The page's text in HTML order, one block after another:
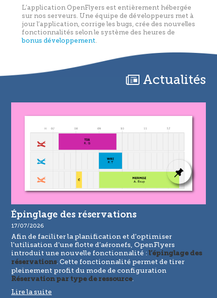
L’application OpenFlyers est entièrement hébergée
sur nos serveurs. Une équipe de développeurs met à
jour l’application, corrige les bugs, crée des nouvelles
fonctionnalités selon le système des heures de
bonus développement
Actualités
Épinglage des réservations
17/07/2026
Afin de faciliter la planification et d'optimiser
l'utilisation d’une flotte d’aéronefs, OpenFlyers
introduit une nouvelle fonctionnalité :l’épinglage des
réservations. Cette fonctionnalité permet de tirer
pleinement profit du mode de configuration
Réservation par type de ressource.
Lire la suite